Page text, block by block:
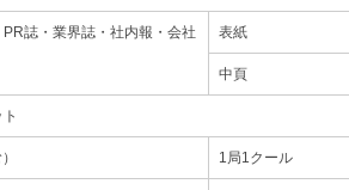
誌・業界誌・社内報・会社
表紙
中頁
1局1クール